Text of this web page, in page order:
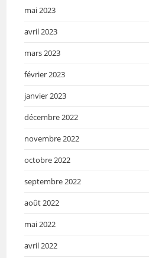
mai 2023
avril 2023
mars 2023
février 2023
janvier 2023
décembre 2022
novembre 2022
octobre 2022
septembre 2022
août 2022
mai 2022
avril 2022